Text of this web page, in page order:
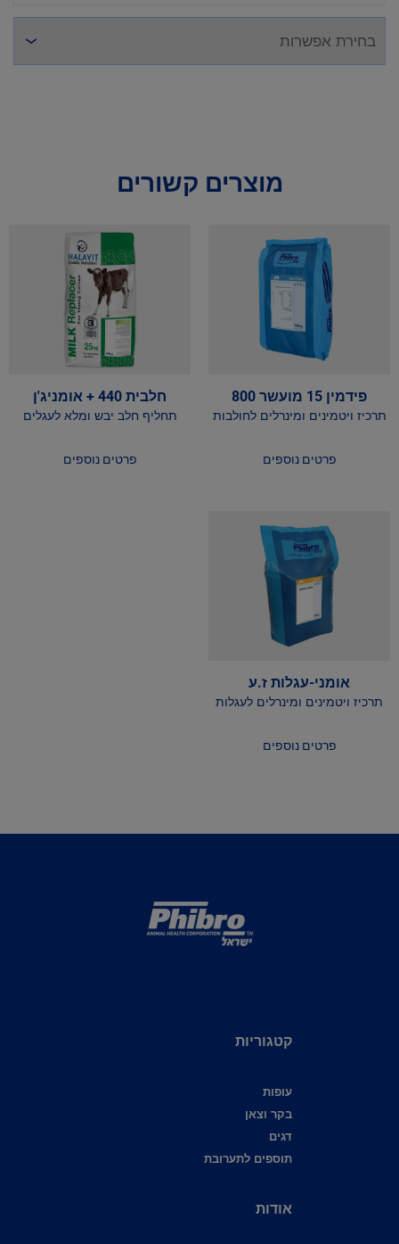
מוצרים קשורים
פידמין 15 מועשר 800
תרכיז ויטמינים ומינרלים לחולבות
פרטים נוספים
חלבית 440 + אומניג'ן
תחליף חלב יבש ומלא לעגלים
פרטים נוספים
אומני-עגלות ז.ע
תרכיז ויטמינים ומינרלים לעגלות
פרטים נוספים
קטגוריות
עופות
בקר וצאן
דגים
תוספים לתערובת
אודות